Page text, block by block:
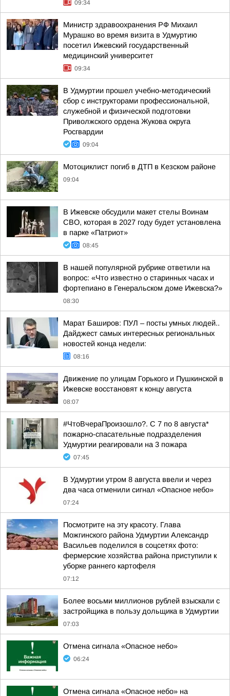
09:34
Министр здравоохранения РФ Михаил
Мурашко во время визита в Удмуртию
посетил Ижевский государственный
медицинский университет
09:34
В Удмуртии прошел учебно-методический
сбор с инструкторами профессиональной,
служебной и физической подготовки
Приволжского ордена Жукова округа
Росгвардии
09:04
Мотоциклист погиб в ДТП в Кезском районе
09:04
В Ижевске обсудили макет стелы Воинам
СВО, которая в 2027 году будет установлена
в парке «Патриот»
08:45
В нашей популярной рубрике ответили на
вопрос: «Что известно о старинных часах и
фортепиано в Генеральском доме Ижевска?»
08:30
Марат Баширов: ПУЛ – посты умных людей..
Дайджест самых интересных региональных
новостей конца недели:
08:16
Движение по улицам Горького и Пушкинской в
Ижевске восстановят к концу августа
08:07
#ЧтоВчераПроизошло?. С 7 по 8 августа*
пожарно-спасательные подразделения
Удмуртии реагировали на 3 пожара
07:45
В Удмуртии утром 8 августа ввели и через
два часа отменили сигнал «Опасное небо»
07:24
Посмотрите на эту красоту. Глава
Можгинского района Удмуртии Александр
Васильев поделился в соцсетях фото:
фермерские хозяйства района приступили к
уборке раннего картофеля
07:12
Более восьми миллионов рублей взыскали с
застройщика в пользу дольщика в Удмуртии
07:03
Отмена сигнала «Опасное небо»
06:24
Отмена сигнала «Опасное небо» на